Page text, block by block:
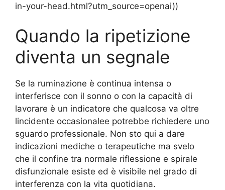
in-your-head.html?utm_source=openai))
Quando la ripetizione
diventa un segnale
Se la ruminazione è continua intensa o
interferisce con il sonno o con la capacità di
lavorare è un indicatore che qualcosa va oltre
lincidente occasionalee potrebbe richiedere uno
sguardo professionale. Non sto qui a dare
indicazioni mediche o terapeutiche ma svelo
che il confine tra normale riflessione e spirale
disfunzionale esiste ed è visibile nel grado di
interferenza con la vita quotidiana.